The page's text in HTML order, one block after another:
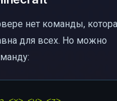
нет команды,
для всех. Но можно